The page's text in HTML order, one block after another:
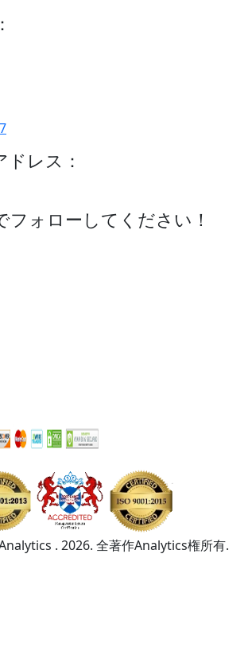
ドレス：
フォローしてください！
. 2026. 全著作Analytics権所有.